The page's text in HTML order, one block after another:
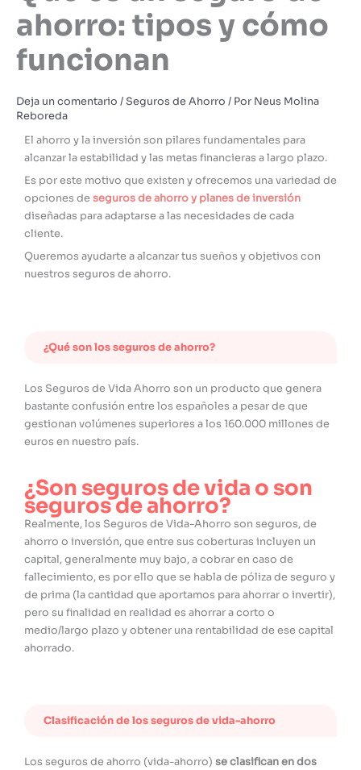
ahorro: tipos y cómo
funcionan
Deja un comentario /Seguros de Ahorro / Por Neus Molina
Reboreda
El ahorro y la inversión son pilares fundamentales para
alcanzar la estabilidad y las metas financieras a largo plazo.
Es por este motivo que existen y ofrecemos una variedad de
opciones deseguros de ahorroy planes de inversión
diseñadas para adaptarse a las necesidades de cada
cliente.
Queremos ayudarte a alcanzar tus sueños y objetivos con
nuestros seguros de ahorro.
¿Qué son los seguros de ahorro?
Los Seguros de Vida Ahorro son un producto que genera
bastante confusión entre los españoles a pesar de que
gestionan volúmenes superiores a los 160.000 millones de
euros en nuestro país.
¿Son seguros de vida o son
seguros de ahorro?
Realmente, los Seguros de Vida-Ahorro son seguros, de
ahorro o inversión, que entre sus coberturas incluyen un
capital, generalmente muy bajo, a cobrar en caso de
fallecimiento, es por ello que se habla de póliza de seguro y
de prima (la cantidad que aportamos para ahorrar o invertir),
pero su finalidad en realidad es ahorrar a corto o
medio/largo plazo y obtener una rentabilidad de ese capital
ahorrado.
Clasificación de los seguros de vida-ahorro
Los seguros de ahorro (vida-ahorro) se clasifican en dos